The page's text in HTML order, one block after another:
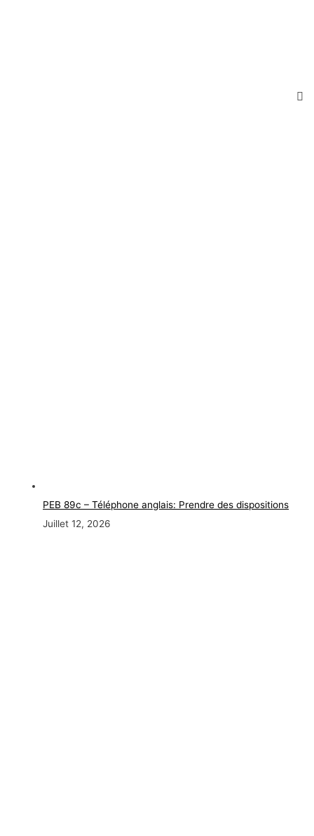
PEB 89c – Téléphone anglais: Prendre des dispositions
Juillet 12, 2026